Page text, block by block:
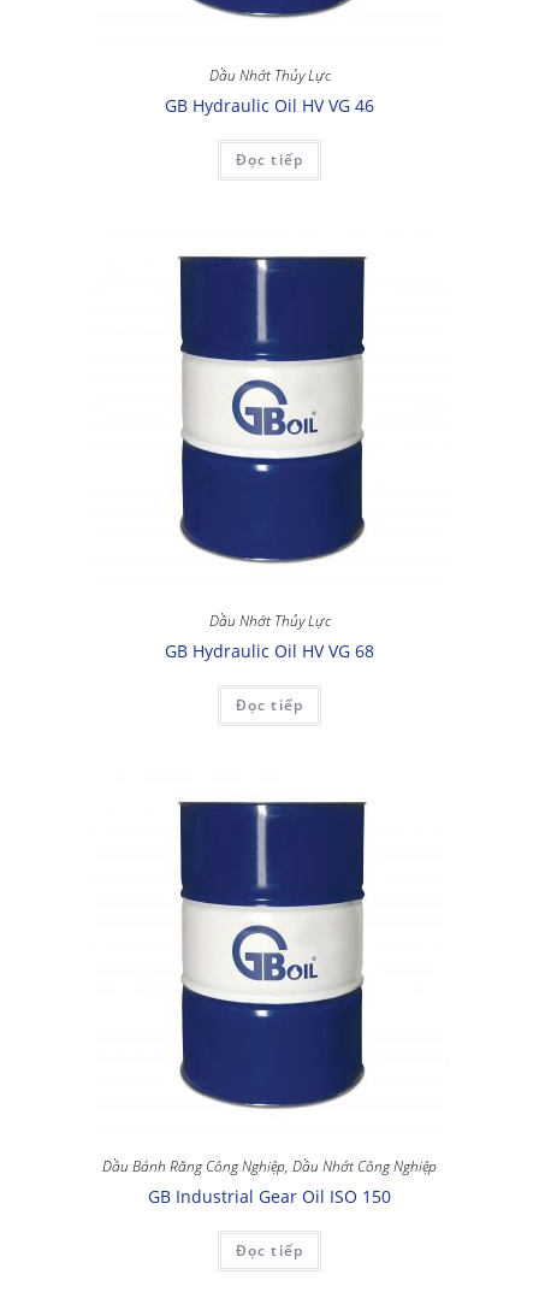
Dầu Nhớt Thủy Lực
GB Hydraulic Oil HV VG 46
Đọc tiếp
Dầu Nhớt Thủy Lực
GB Hydraulic Oil HV VG 68
Đọc tiếp
Dầu Bánh Răng Công Nghiệp, Dầu Nhớt Công Nghiệp
GB Industrial Gear Oil ISO 150
Đọc tiếp